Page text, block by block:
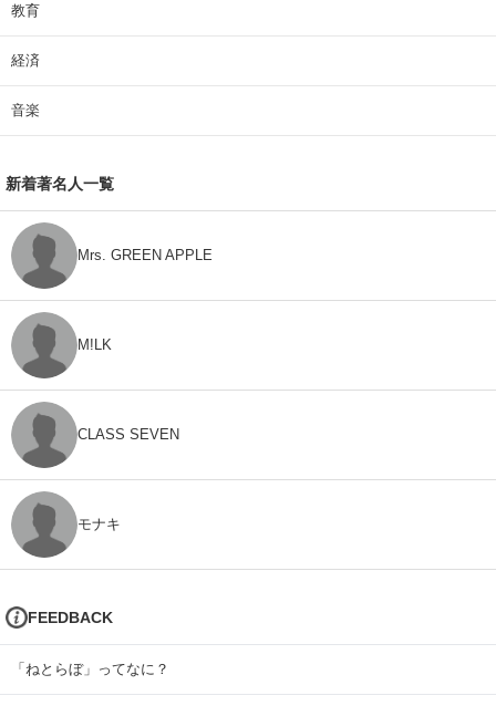
教育
経済
音楽
新着著名人一覧
Mrs. GREEN APPLE
M!LK
CLASS SEVEN
モナキ
FEEDBACK
「ねとらぼ」ってなに？